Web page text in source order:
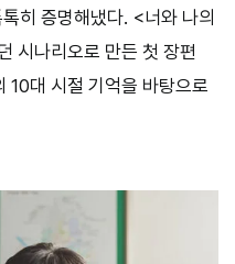
히 증명해냈다. <너와 나의
시나리오로 만든 첫 장편
10대 시절 기억을 바탕으로